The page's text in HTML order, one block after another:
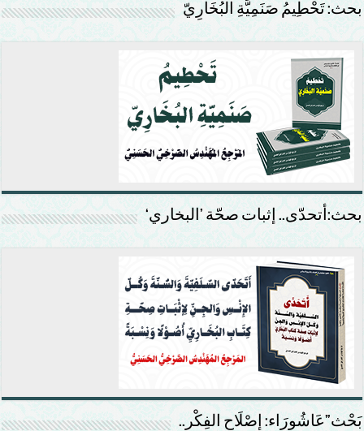
بحث: تَحْطِيمُ صَنَمِيَّةِ البُخَارِيّ
بحث:أتحدّى.. إثبات صحّة ’البخاري‘
بَحْث”عَاشُورَاء: إصْلَاح الفِكْر..